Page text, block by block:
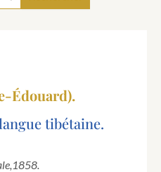
Édouard).
tibétaine.
1858.